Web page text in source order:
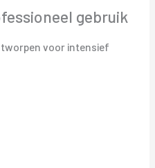
gebruik
voor intensief